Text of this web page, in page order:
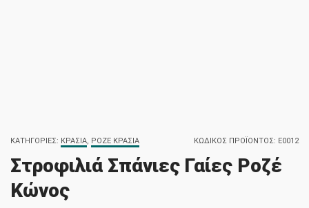
ΚΩΔΙΚΌΣ ΠΡΟΪΌΝΤΟΣ: E0012
ΚΑΤΗΓΟΡΊΕΣ: ΚΡΑΣΙΆ, ΡΟΖΈ ΚΡΑΣΙΆ
Στροφιλιά Σπάνιες Γαίες Ροζέ
Κώνος